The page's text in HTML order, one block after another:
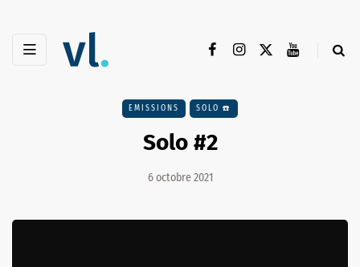
EMISSIONS SOLO ☎️
Solo #2
6 octobre 2021